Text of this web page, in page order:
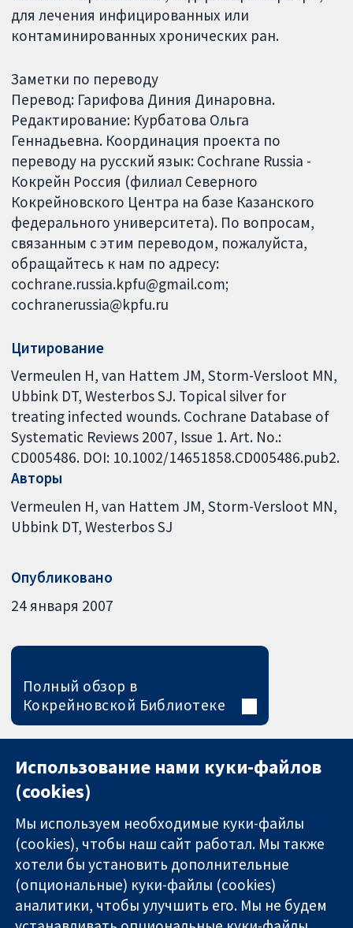
для лечения инфицированных или
контаминированных хронических ран.
Заметки по переводу
Перевод: Гарифова Диния Динаровна.
Редактирование: Курбатова Ольга
Геннадьевна. Координация проекта по
переводу на русский язык: Cochrane Russia -
Кокрейн Россия (филиал Северного
Кокрейновского Центра на базе Казанского
федерального университета). По вопросам,
связанным с этим переводом, пожалуйста,
обращайтесь к нам по адресу:
cochrane.russia.kpfu@gmail.com;
cochranerussia@kpfu.ru
Цитирование
Vermeulen H, van Hattem JM, Storm-Versloot MN,
Ubbink DT, Westerbos SJ. Topical silver for
treating infected wounds. Cochrane Database of
Systematic Reviews 2007, Issue 1. Art. No.:
CD005486. DOI: 10.1002/14651858.CD005486.pub2.
Авторы
Vermeulen H van Hattem JM Storm-Versloot MN
Ubbink DT Westerbos SJ
Опубликовано
24 января 2007
Полный обзор в
Кокрейновской Библиотеке
11-13 Cavendish
Связаться с
Использование нами куки-файлов
(cookies)
Мы используем необходимые куки-файлы
(cookies), чтобы наш сайт работал. Мы также
хотели бы установить дополнительные
(опциональные) куки-файлы (cookies)
аналитики, чтобы улучшить его. Мы не будем